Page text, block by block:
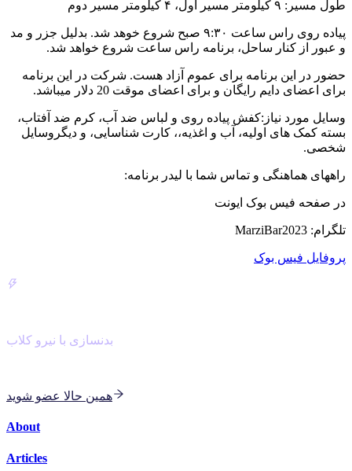
طول مسیر: ۹ کیلومتر مسیر اول، ۴ کیلومتر مسیر دوم
پیاده روی راس ساعت ۹:۳۰ صبح شروع خوهد شد. بدلیل جزر و مد
و عبور از کنار ساحل، برنامه راس ساعت شروع خواهد شد.
حضور در این برنامه برای عموم آزاد هست. شرکت در این برنامه
برای اعضای دایم رایگان و برای اعضای موقت 20 دلار میباشد.
وسایل مورد نیاز:کفش پیاده روی و لباس ضد آب، کرم ضد آفتاب،
بسته کمک های اولیه، آب و اغذیه،، کارت شناسایی، و دیگروسایل
شخصی.
راههای هماهنگی و تماس شما با لیدر برنامه:
در صفحه فیس بوک ایونت
تلگرام: MarziBar2023
پروفایل فیس بوک
بدنسازی با نیرو کلاب
همین حالا عضو شوید
About
Articles